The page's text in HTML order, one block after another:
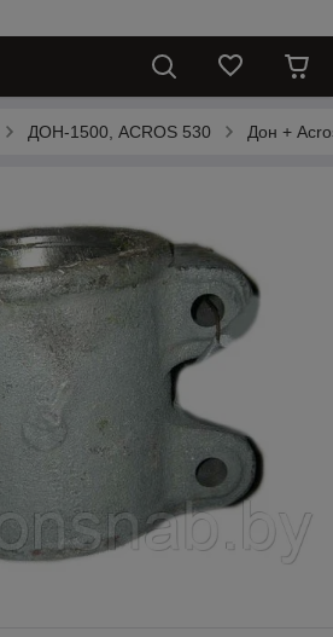
ДОН-1500, АCROS 530 Дон +